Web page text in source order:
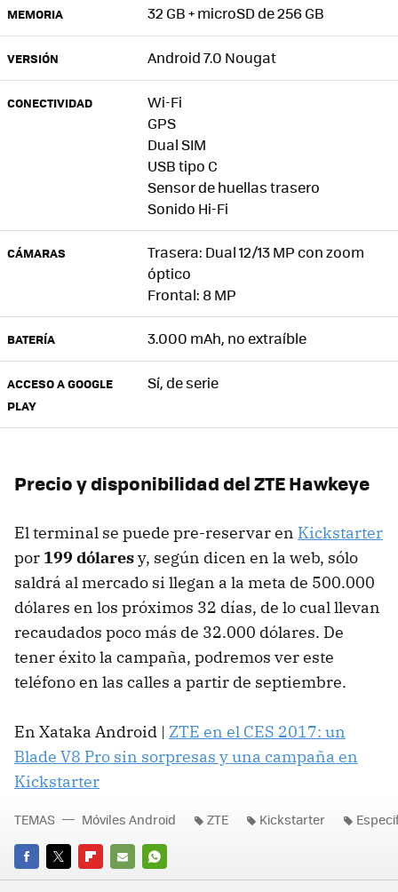
MEMORIA 32 GB + microSD de 256 GB
VERSIÓN Android 7.0 Nougat
CONECTIVIDAD
Wi-Fi
GPS
Dual SIM
USB tipo C
Sensor de huellas trasero
Sonido Hi-Fi
CÁMARAS
Trasera: Dual 12/13 MP con zoom
óptico
Frontal: 8 MP
BATERÍA 3.000 mAh, no extraíble
ACCESO A GOOGLE
PLAY
Sí, de serie
Precio y disponibilidad del ZTE Hawkeye
El terminal se puede pre-reservar en Kickstarter
por 199 dólaresy, según dicen en la web, sólo
saldrá al mercado si llegan a la meta de 500.000
dólares en los próximos 32 días, de lo cual llevan
recaudados poco más de 32.000 dólares. De
tener éxito la campaña, podremos ver este
teléfono en las calles a partir de septiembre.
En Xataka Android | ZTE en el CES 2017: un
Blade V8 Pro sin sorpresas y una campaña en
Kickstarter
FACEBOOK
TWITTERFLIPBOARD
E-
WHATSAPP
TEMAS Móviles Android ZTE Kickstarter